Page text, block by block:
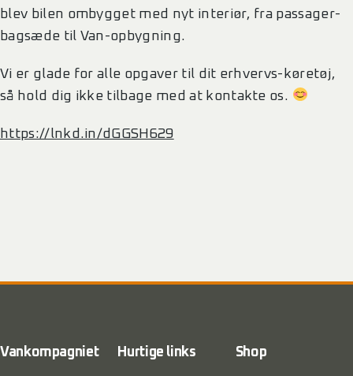
blev bilen ombygget med nyt interiør, fra passager-
bagsæde til Van-opbygning.
Vi er glade for alle opgaver til dit erhvervs-køretøj,
så hold dig ikke tilbage med at kontakte os.
https://lnkd.in/dGGSH629
Vankompagniet Hurtige links Shop